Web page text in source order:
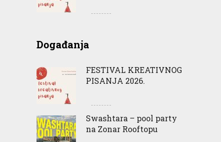
Događanja
FESTIVAL KREATIVNOG
PISANJA 2026.
Swashtara – pool party
na Zonar Rooftopu